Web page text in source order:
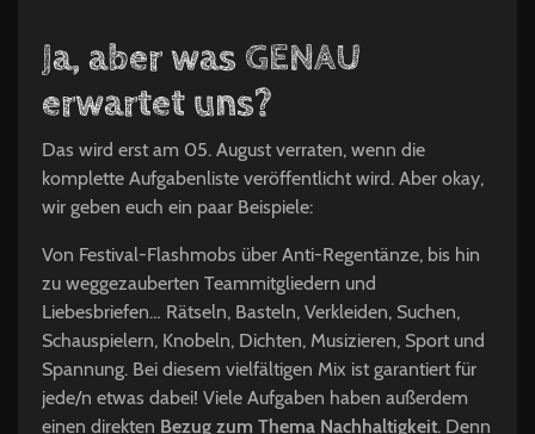
Ja, aber was GENAU
erwartet uns?
Das wird erst am 05. August verraten, wenn die
komplette Aufgabenliste veröffentlicht wird. Aber okay,
wir geben euch ein paar Beispiele:
Von Festival-Flashmobs über Anti-Regentänze, bis hin
zu weggezauberten Teammitgliedern und
Liebesbriefen… Rätseln, Basteln, Verkleiden, Suchen,
Schauspielern, Knobeln, Dichten, Musizieren, Sport und
Spannung. Bei diesem vielfältigen Mix ist garantiert für
jede/n etwas dabei! Viele Aufgaben haben außerdem
einen direkten Bezug zum Thema Nachhaltigkeit. Denn